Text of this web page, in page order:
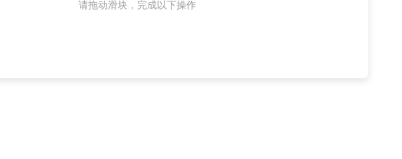
请拖动滑块，完成以下操作